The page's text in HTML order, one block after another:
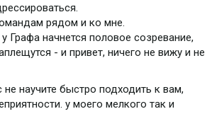
рядом и ко мне.
Графа начнется половое созревание,
- и привет, ничего не вижу и не
не научите быстро подходить к вам,
у моего мелкого так и